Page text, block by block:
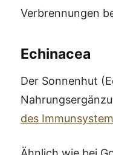
Verbrennungen
Echinacea
Der Sonnenhut
des